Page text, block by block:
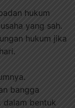
hukum
yang sah.
hukum jika
bangga
dalam bentuk